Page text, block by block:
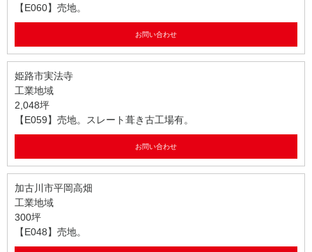
【E060】売地。
お問い合わせ
姫路市実法寺
工業地域
2,048坪
【E059】売地。スレート葺き古工場有。
お問い合わせ
加古川市平岡高畑
工業地域
300坪
【E048】売地。